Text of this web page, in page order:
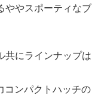
ややスポーティなブ
共にラインナップは
コンパクトハッチの